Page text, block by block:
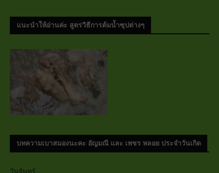
แนะนำให้อ่านค่ะ สูตรวิธีการต้มน้ำซุปต่างๆ
บทความเบาสมองนะคะ อัญมณี และ เพชร พลอย ประจำวันเกิด
วันจันทร์